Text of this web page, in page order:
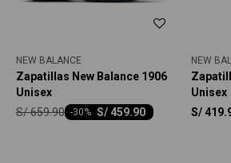
NEW BALANCE
Zapatillas New Balance 1906
Unisex
S/ 459.90
-30
S/659.90
NEW
Unisex
S/